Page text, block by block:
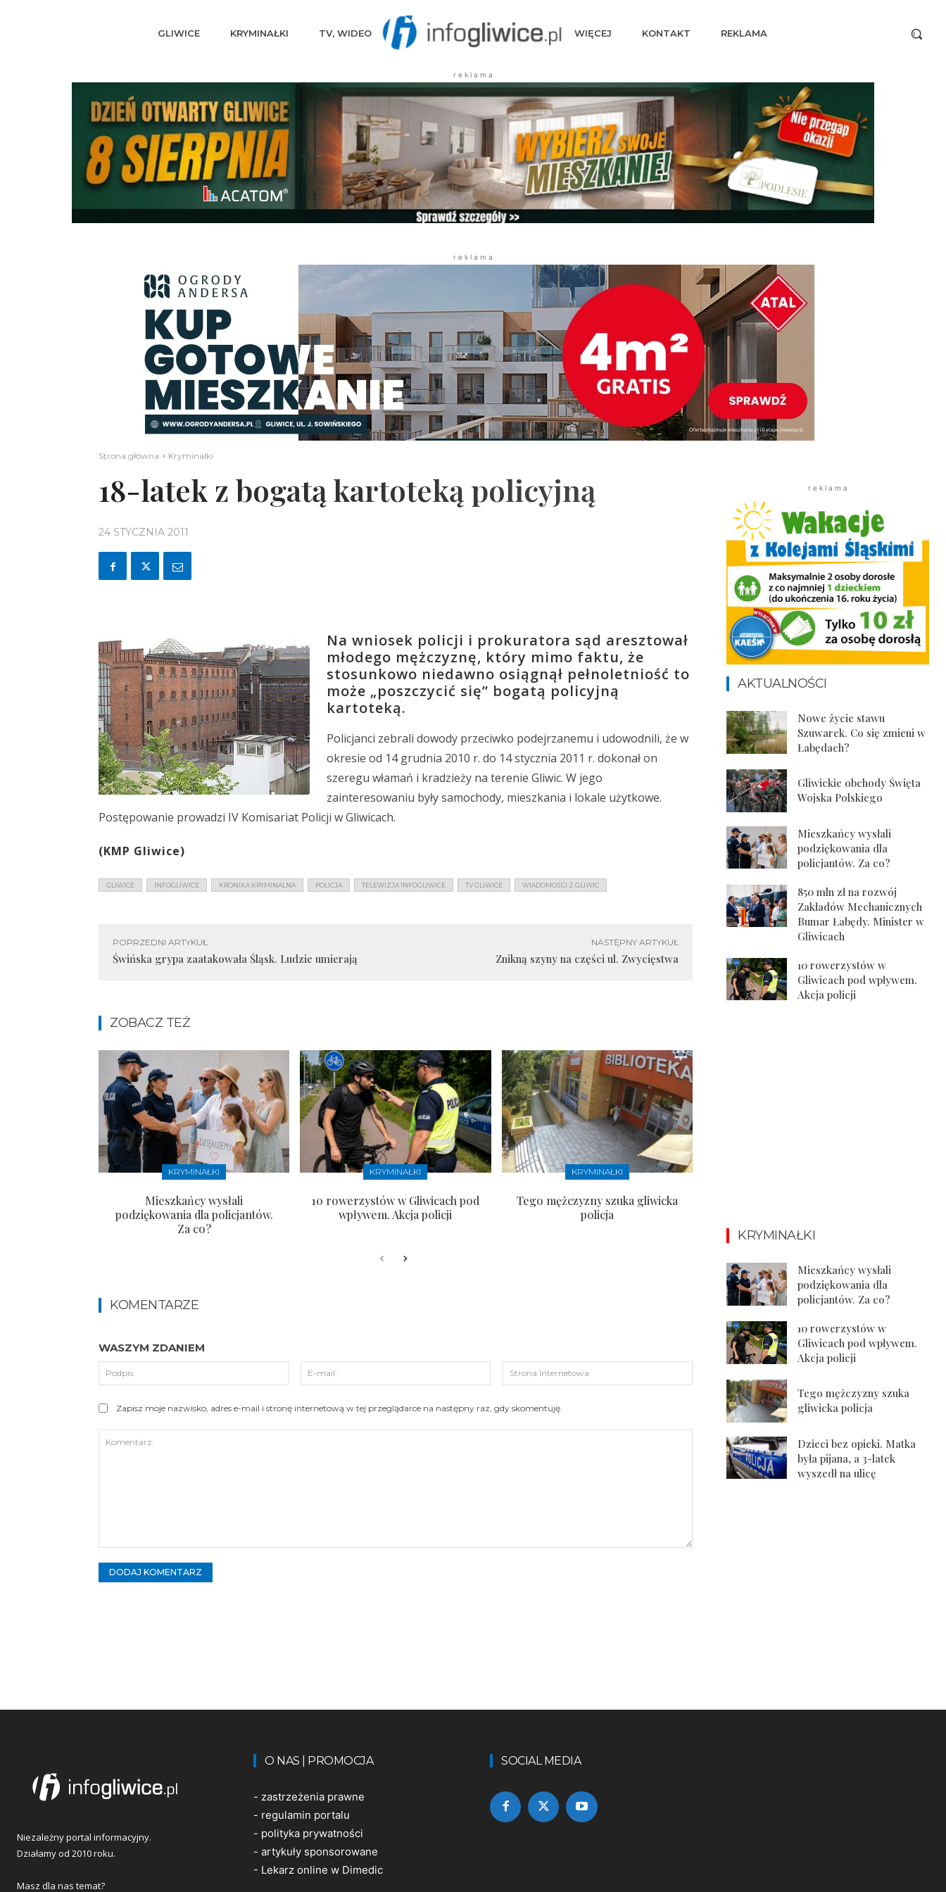
GLIWICE KRYMINAŁKI TV, WIDEO WIĘCEJ KONTAKT REKLAMA
r e k l a m a
r e k l a m a
Strona główna Kryminałki
18-latek z bogatą kartoteką policyjną
24 STYCZNIA 2011
Na wniosek policji i prokuratora sąd aresztował
młodego mężczyznę, który mimo faktu, że
stosunkowo niedawno osiągnął pełnoletniość to
może „poszczycić się” bogatą policyjną
kartoteką.
Policjanci zebrali dowody przeciwko podejrzanemu i udowodnili, że w
okresie od 14 grudnia 2010 r. do 14 stycznia 2011 r. dokonał on
szeregu włamań i kradzieży na terenie Gliwic. W jego
zainteresowaniu były samochody, mieszkania i lokale użytkowe.
Postępowanie prowadzi IV Komisariat Policji w Gliwicach.
(KMP Gliwice)
GLIWICE INFOGLIWICE KRONIKA KRYMINALNA POLICJA TELEWIZJA INFOGLIWICE TV GLIWICE WIADOMOŚCI Z GLIWIC
POPRZEDNI ARTYKUŁ
Świńska grypa zaatakowała Śląsk. Ludzie umierają
NASTĘPNY ARTYKUŁ
Znikną szyny na części ul. Zwycięstwa
ZOBACZ TEŻ
KRYMINAŁKI
Mieszkańcy wysłali
podziękowania dla policjantów.
Za co?
KRYMINAŁKI
10 rowerzystów w Gliwicach pod
wpływem. Akcja policji
KRYMINAŁKI
Tego mężczyzny szuka gliwicka
policja
KOMENTARZE
WASZYM ZDANIEM
Podpis:
mail:
Internetowa:
Zapisz moje nazwisko, adres e-mail i stronę internetową w tej przeglądarce na następny raz, gdy skomentuję.
r e k l a m a
AKTUALNOŚCI
Nowe życie stawu
Szuwarek. Co się zmieni w
Łabędach?
Gliwickie obchody Święta
Wojska Polskiego
Mieszkańcy wysłali
podziękowania dla
policjantów. Za co?
850 mln zł na rozwój
Zakładów Mechanicznych
Bumar Łabędy. Minister w
Gliwicach
10 rowerzystów w
Gliwicach pod wpływem.
Akcja policji
KRYMINAŁKI
Mieszkańcy wysłali
podziękowania dla
policjantów. Za co?
10 rowerzystów w
Gliwicach pod wpływem.
Akcja policji
Tego mężczyzny szuka
gliwicka policja
Dzieci bez opieki. Matka
była pijana, a 3-latek
wyszedł na ulicę
Niezależny portal informacyjny.
Działamy od 2010 roku.
Masz dla nas temat?
O NAS | PROMOCJA
- zastrzeżenia prawne
- regulamin portalu
- polityka prywatności
- artykuły sponsorowane
- Lekarz online w Dimedic
SOCIAL MEDIA